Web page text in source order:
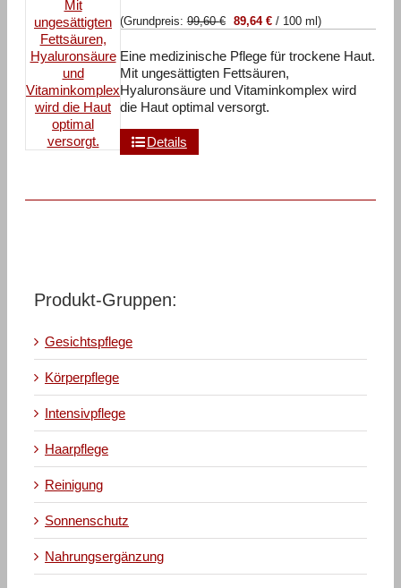
49,80 €
ist:
(Grundpreis:99,60€ 89,64 €/ 100 ml )
Eine medizinische Pflege für trockene Haut.
Mit ungesättigten Fettsäuren,
Hyaluronsäure und Vitaminkomplex wird
die Haut optimal versorgt.
Details
Produkt-Gruppen:
Gesichtspflege
Körperpflege
Intensivpflege
Haarpflege
Reinigung
Sonnenschutz
Nahrungsergänzung